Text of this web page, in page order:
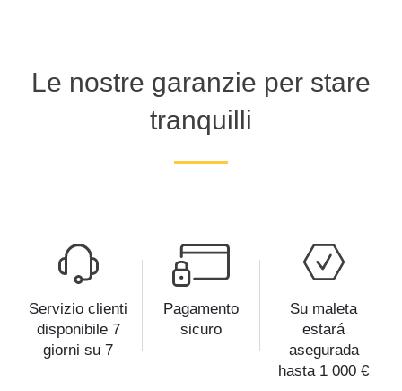
Le nostre garanzie per stare
tranquilli
Servizio clienti
disponibile 7
giorni su 7
Pagamento
sicuro
Su maleta
estará
asegurada
hasta 1 000 €